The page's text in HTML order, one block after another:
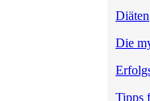
Diäten
Die
Tipps